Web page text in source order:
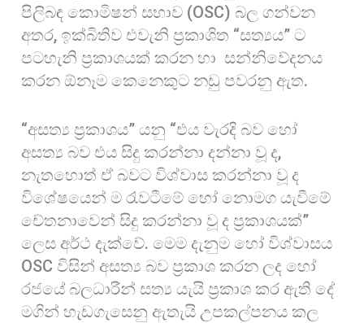
පිලිබඳ කොමිෂන් සභාව (OSC) බල ගන්වන
අතර, ඉක්බිතිව එවැනි ප්‍රකාශිත “සත්‍යය” ට
පටහැනි ප්‍රකාශයක් කරන හා සන්නිවේදනය
කරන ඕනෑම කෙනෙකුට නඩු පවරනු ඇත.
“අසත්‍ය ප්‍රකාශය” යනු “එය වැරදි බව හෝ
අසත්‍ය බව එය සිදු කරන්නා දන්නා වූ ද,
නැතහොත් ඒ බවට විශ්වාස කරන්නා වූ ද
විශේෂයෙන් ම රැවටීමේ හෝ නොමග යැවීමේ
චේතනාවෙන් සිදු කරන්නා වූ ද ප්‍රකාශයක්”
ලෙස අර්ථ දැක්වේ. මෙම දැනුම හෝ විශ්වාසය
OSC විසින් අසත්‍ය බව ප්‍රකාශ කරන ලද හෝ
රජයේ බලධාරීන් සත්‍ය යැයි ප්‍රකාශ කර ඇති දේ
මගින් හැඩගැසෙනු ඇතැයි උපකල්පනය කල